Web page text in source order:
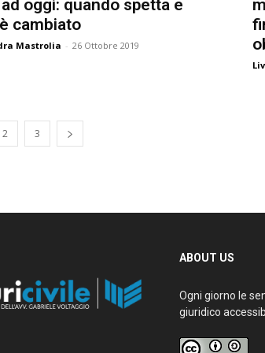
oggi: quando spetta e
cambiato
Mastrolia - 26 Ottobre 2019
ABOUT US
Ogni giorno le
giuridico